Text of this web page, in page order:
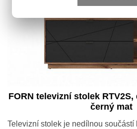
FORN televizní stolek
černý mat
Televizní stolek je nedílnou